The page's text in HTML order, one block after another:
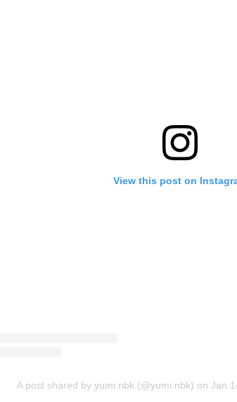
View this post on
A post shared by yumi.nbk (@yumi.nbk) on Jan